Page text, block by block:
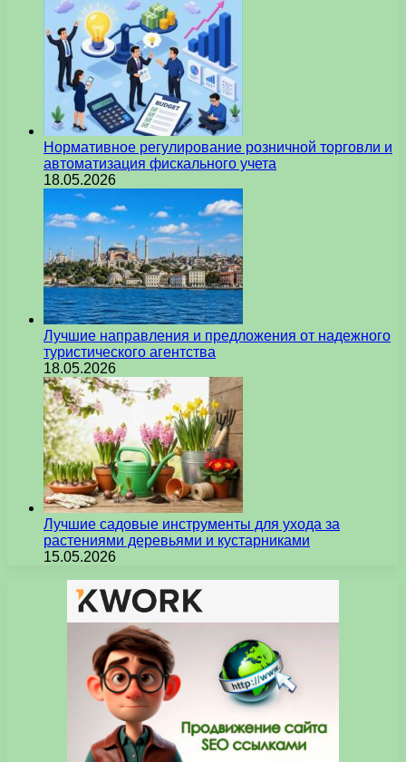
Нормативное регулирование розничной торговли и
автоматизация фискального учета
18.05.2026
Лучшие направления и предложения от надежного
туристического агентства
18.05.2026
Лучшие садовые инструменты для ухода за
растениями деревьями и кустарниками
15.05.2026